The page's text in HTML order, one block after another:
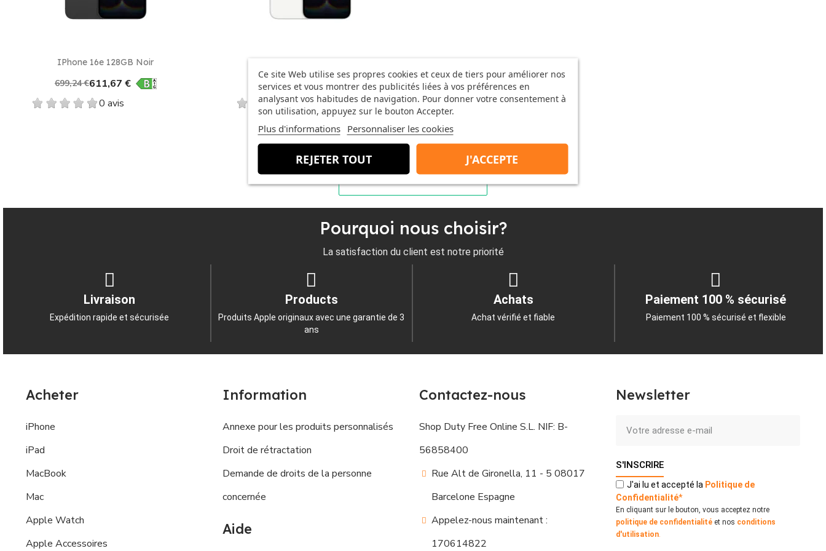
Aperçu rapide
IPhone 16e 128GB Noir
699,24 €611,67 €
0 avis
699,24 € 611,67 €
0 avis
Pourquoi nous choisir?
La satisfaction du client est notre priorité
Livraison
Expédition rapide et sécurisée
Products
Produits Apple originaux avec une garantie de 3
ans
Achats
Achat vérifié et fiable
Paiement 100 % sécurisé
Paiement 100 % sécurisé et flexible
Ce site Web utilise ses propres cookies et ceux de tiers pour améliorer nos
services et vous montrer des publicités liées à vos préférences en
analysant vos habitudes de navigation. Pour donner votre consentement à
son utilisation, appuyez sur le bouton Accepter.
Plus d'informations Personnaliser les cookies
REJETER TOUT J'ACCEPTE
Acheter
iPhone
iPad
MacBook
Mac
Apple Watch
Apple Accessoires
Information
Annexe pour les produits personnalisés
Droit de rétractation
Demande de droits de la personne
concernée
Aide
Contactez-nous
Shop Duty Free Online S.L. NIF: B-
56858400
Rue Alt de Gironella, 11 - 5 08017
Barcelone Espagne
Appelez-nous maintenant :
170614822
Newsletter
S'INSCRIRE
J'ai lu et accepté la Politique de
Confidentialité*
En cliquant sur le bouton, vous acceptez notre
politique de confidentialité et nos conditions
d'utilisation.